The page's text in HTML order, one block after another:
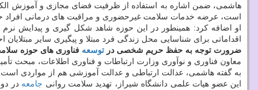
است، عرضه خدمات سلامت غیرحضوری و مراقبت های درمانی افراد
او اضافه کرد: همینطور در این حوزه شاهد شکل گیری و پیدایش نرم
اقداماتی برای شناسایی محل زندگی فرد مبتلا و پیگیری سایر
ضرورت توجه به حفظ حریم شخصی در توسعه فناوری های حوزه
معاون فناوری و نوآوری وزارت ارتباطات و فناوری اطلاعات، مبحث
به گفته هاشمی، عدالت ارتباطی و عدالت آموزشی هم از مواردی است
این عضو هیات علمی دانشگاه شیراز، تهدید سلامت روانی جامعه